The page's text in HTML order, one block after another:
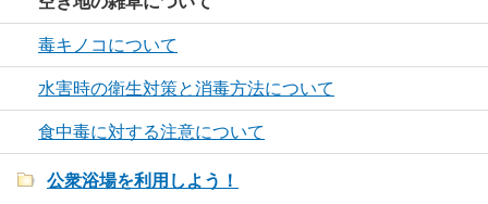
毒キノコについて
水害時の衛生対策と消毒方法について
食中毒に対する注意について
公衆浴場を利用しよう！